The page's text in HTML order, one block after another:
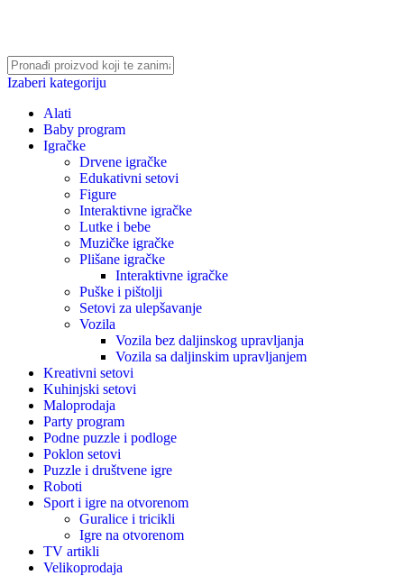
Izaberi kategoriju
Alati
Baby program
Igračke
Drvene igračke
Edukativni setovi
Figure
Interaktivne igračke
Lutke i bebe
Muzičke igračke
Plišane igračke
Interaktivne igračke
Puške i pištolji
Setovi za ulepšavanje
Vozila
Vozila bez daljinskog upravljanja
Vozila sa daljinskim upravljanjem
Kreativni setovi
Kuhinjski setovi
Maloprodaja
Party program
Podne puzzle i podloge
Poklon setovi
Puzzle i društvene igre
Roboti
Sport i igre na otvorenom
Guralice i tricikli
Igre na otvorenom
TV artikli
Velikoprodaja